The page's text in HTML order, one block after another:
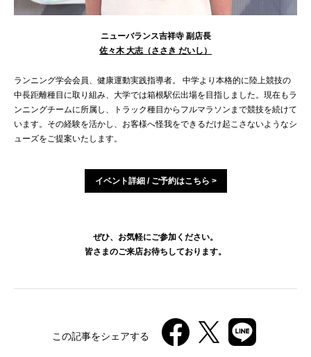
ニューバランス吉祥寺 副店長
佐々木 大志（ささき だいし）
ランニング学会会員、健康運動実践指導者。 中学より本格的に陸上競技の
中長距離種目に取り組み、大学では箱根駅伝出場を目指しました。現在もラ
ンニングチームに所属し、トラック種目からフルマラソンまで競技を続けて
います。その経験を活かし、お客様へ怪我をできるだけ起こさないようなシ
ューズをご提案いたします。
イベント詳細 / ご予約はこちら >
ぜひ、お気軽にご参加ください。
皆さまのご来店お待ちしております。
この記事をシェアする